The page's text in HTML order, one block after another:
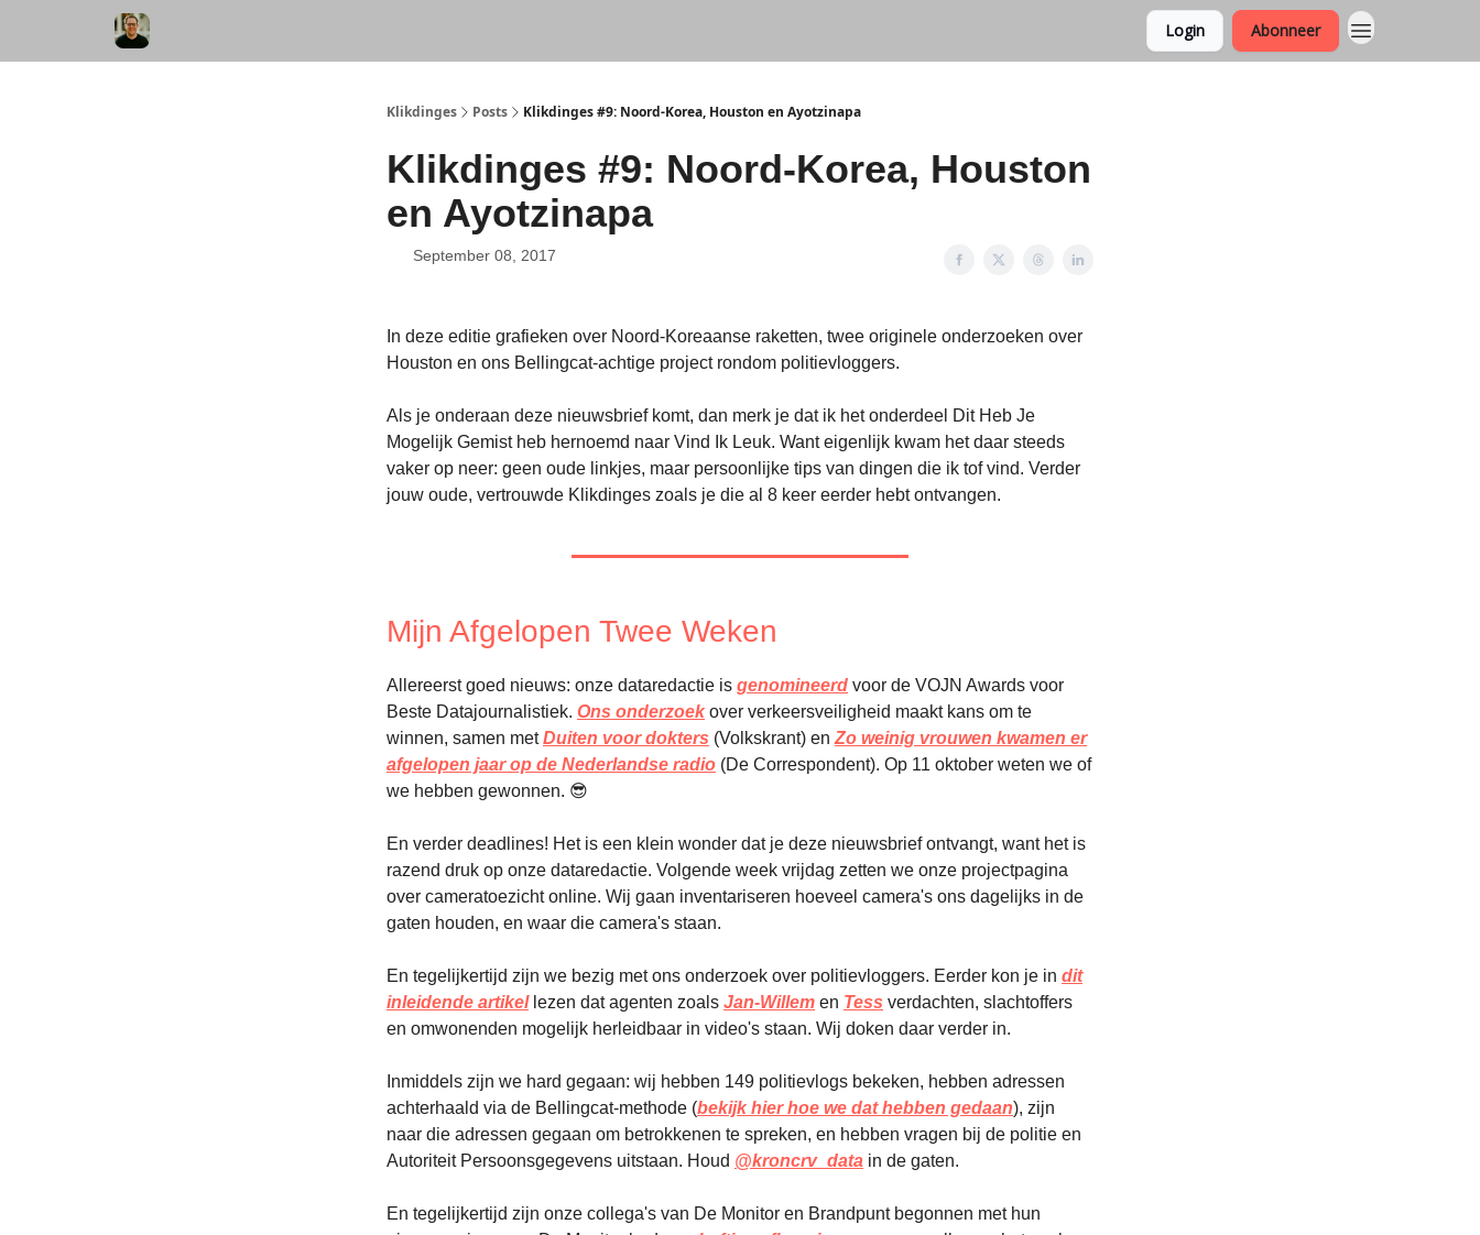
Login Abonneer
Klikdinges Posts Klikdinges #9: Noord-Korea, Houston en Ayotzinapa
Klikdinges #9: Noord-Korea, Houston
en Ayotzinapa
September 08, 2017
In deze editie grafieken over Noord-Koreaanse raketten, twee originele onderzoeken over
Houston en ons Bellingcat-achtige project rondom politievloggers.
Als je onderaan deze nieuwsbrief komt, dan merk je dat ik het onderdeel Dit Heb Je
Mogelijk Gemist heb hernoemd naar Vind Ik Leuk. Want eigenlijk kwam het daar steeds
vaker op neer: geen oude linkjes, maar persoonlijke tips van dingen die ik tof vind. Verder
jouw oude, vertrouwde Klikdinges zoals je die al 8 keer eerder hebt ontvangen.
Mijn Afgelopen Twee Weken
Allereerst goed nieuws: onze dataredactie is genomineerd voor de VOJN Awards voor
Beste Datajournalistiek. Ons onderzoekover verkeersveiligheid maakt kans om te
winnen, samen metDuiten voor dokters (Volkskrant) en Zo weinig vrouwen kwamen er
afgelopen jaar op de Nederlandse radio (De Correspondent). Op 11 oktober weten we of
we hebben gewonnen. 😎
En verder deadlines! Het is een klein wonder dat je deze nieuwsbrief ontvangt, want het is
razend druk op onze dataredactie. Volgende week vrijdag zetten we onze projectpagina
over cameratoezicht online. Wij gaan inventariseren hoeveel camera's ons dagelijks in de
gaten houden, en waar die camera's staan.
En tegelijkertijd zijn we bezig met ons onderzoek over politievloggers. Eerder kon je in dit
inleidende artikellezen dat agenten zoals Jan-Willem en Tess verdachten, slachtoffers
en omwonenden mogelijk herleidbaar in video's staan. Wij doken daar verder in.
Inmiddels zijn we hard gegaan: wij hebben 149 politievlogs bekeken, hebben adressen
achterhaald via de Bellingcat-methode (bekijk hier hoe we dat hebben gedaan), zijn
naar die adressen gegaan om betrokkenen te spreken, en hebben vragen bij de politie en
Autoriteit Persoonsgegevens uitstaan. Houd @kroncrv_data in de gaten.
En tegelijkertijd zijn onze collega's van De Monitor en Brandpunt begonnen met hun